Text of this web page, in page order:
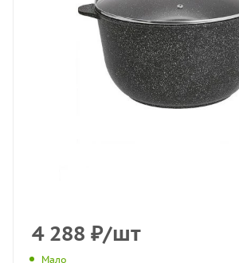
4 288 ₽/шт
Мало